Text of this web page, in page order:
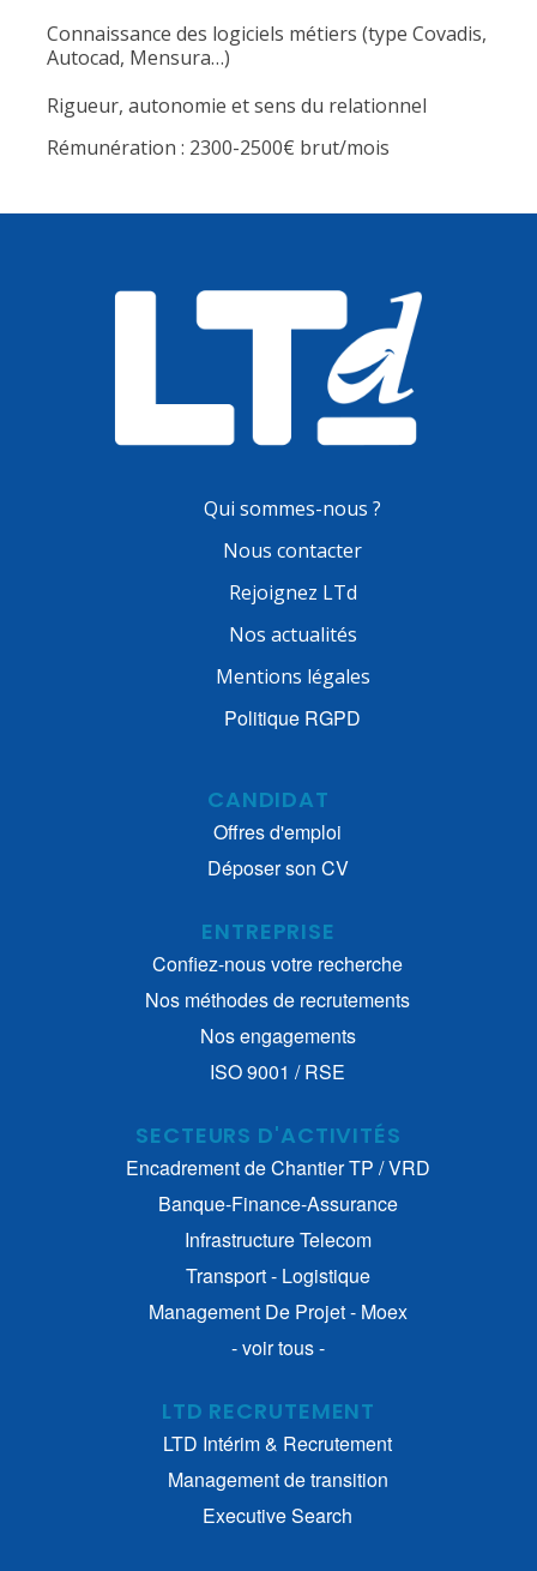
Connaissance des logiciels métiers (type Covadis,
Autocad, Mensura…)
Rigueur, autonomie et sens du relationnel
Rémunération : 2300-2500€ brut/mois
Qui sommes-nous ?
Nous contacter
Rejoignez LTd
Nos actualités
Mentions légales
Politique RGPD
CANDIDAT
Offres d'emploi
Déposer son CV
ENTREPRISE
Confiez-nous votre recherche
Nos méthodes de recrutements
Nos engagements
ISO 9001 / RSE
SECTEURS D'ACTIVITÉS
Encadrement de Chantier TP / VRD
Banque-Finance-Assurance
Infrastructure Telecom
Transport - Logistique
Management De Projet - Moex
- voir tous -
LTD RECRUTEMENT
LTD Intérim & Recrutement
Management de transition
Executive Search